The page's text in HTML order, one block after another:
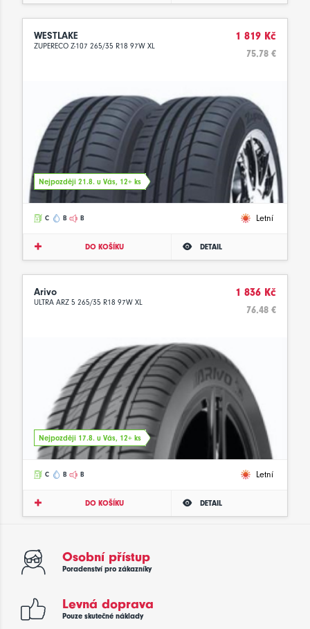
WESTLAKE
ZUPERECO Z-107 265/35 R18 97W XL
1 819 Kč
75.78 €
Nejpozději 21.8. u Vás, 12+ ks
C B B Letní
DO KOŠÍKU DETAIL
Arivo
ULTRA ARZ 5 265/35 R18 97W XL
1 836 Kč
76.48 €
Nejpozději 17.8. u Vás, 12+ ks
C B B Letní
DO KOŠÍKU DETAIL
Osobní přístup
Poradenství pro zákazníky
Levná doprava
Pouze skutečné náklady